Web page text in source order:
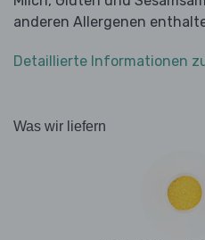
anderen Allergenen
Detaillierte Informationen
Was wir liefern